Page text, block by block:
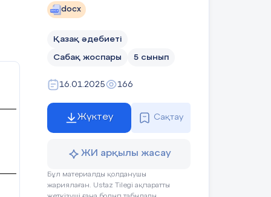
«Менің досымның асыл
жауап беріп, шығарма
пікірлерін білдіреді.
Сабақтың тақырыбы
айқындалады.
docx
Қазақ әдебиеті
Сабақ жоспары 5 сынып
16.01.2025 166
Жүктеу Сақтау
ЖИ арқылы жасау
Бұл материалды қолданушы
жариялаған. Ustaz Tilegi ақпаратты